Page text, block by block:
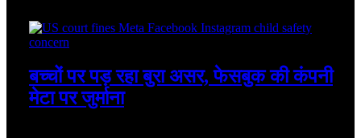
बच्चों पर पड़ रहा बुरा असर, फेसबुक की कंपनी
मेटा पर जुर्माना